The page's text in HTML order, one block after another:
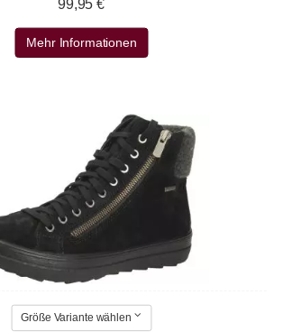
99,95 €
Mehr Informationen
Größe Variante wählen